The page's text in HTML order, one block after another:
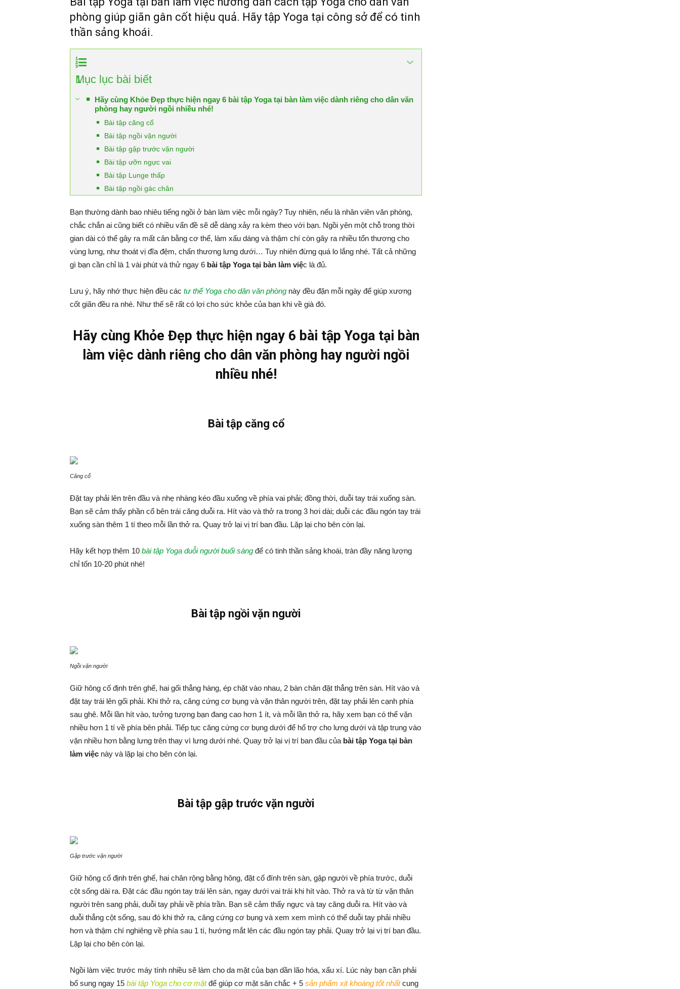
phòng giúp giãn gân cốt hiệu quả. Hãy tập Yoga tại công sở để có tinh
thần sảng khoái.
1
Mục lục bài biết
Hãy cùng Khỏe Đẹp thực hiện ngay 6 bài tập Yoga tại bàn làm việc dành riêng cho dân văn
phòng hay người ngồi nhiều nhé!
Bài tập căng cổ
Bài tập ngồi vặn người
Bài tập gập trước vặn người
Bài tập ưỡn ngực vai
Bài tập Lunge thấp
Bài tập ngồi gác chân
Bạn thường dành bao nhiêu tiếng ngồi ở bàn làm việc mỗi ngày? Tuy nhiên, nếu là nhân viên văn phòng,
chắc chắn ai cũng biết có nhiều vấn đề sẽ dễ dàng xảy ra kèm theo với bạn. Ngồi yên một chỗ trong thời
gian dài có thể gây ra mất cân bằng cơ thể, làm xấu dáng và thậm chí còn gây ra nhiều tổn thương cho
vùng lưng, như thoát vị đĩa đệm, chấn thương lưng dưới… Tuy nhiên đừng quá lo lắng nhé. Tất cả những
gì bạn cần chỉ là 1 vài phút và thử ngay 6 bài tập Yoga tại bàn làm việc là đủ.
Lưu ý, hãy nhớ thực hiện đều các tư thế Yoga cho dân văn phòng này đều đặn mỗi ngày để giúp xương
cốt giãn đều ra nhé. Như thế sẽ rất có lợi cho sức khỏe của bạn khi về già đó.
Hãy cùng Khỏe Đẹp thực hiện ngay 6 bài tập Yoga tại bàn
làm việc dành riêng cho dân văn phòng hay người ngồi
nhiều nhé!
Bài tập căng cổ
Căng cổ
Đặt tay phải lên trên đầu và nhẹ nhàng kéo đầu xuống về phía vai phải; đồng thời, duỗi tay trái xuống sàn.
Bạn sẽ cảm thấy phần cổ bên trái căng duỗi ra. Hít vào và thở ra trong 3 hơi dài; duỗi các đầu ngón tay trái
xuống sàn thêm 1 tí theo mỗi lần thở ra. Quay trở lại vị trí ban đầu. Lặp lại cho bên còn lại.
Hãy kết hợp thêm 10 bài tập Yoga duỗi người buổi sáng để có tinh thần sảng khoái, tràn đầy năng lượng
chỉ tốn 10-20 phút nhé!
Bài tập ngồi vặn người
Ngồi vặn người
Giữ hông cố định trên ghế, hai gối thẳng hàng, ép chặt vào nhau, 2 bàn chân đặt thẳng trên sàn. Hít vào và
đặt tay trái lên gối phải. Khi thở ra, căng cứng cơ bụng và vặn thân người trên, đặt tay phải lên cạnh phía
sau ghê. Mỗi lần hít vào, tưởng tượng bạn đang cao hơn 1 ít, và mỗi lần thở ra, hãy xem bạn có thể vặn
nhiều hơn 1 tí về phía bên phải. Tiếp tục căng cứng cơ bụng dưới để hổ trợ cho lưng dưới và tập trung vào
vặn nhiều hơn bằng lưng trên thay vì lưng dưới nhé. Quay trở lại vị trí ban đầu của bài tập Yoga tại bàn
làm việc này và lặp lại cho bên còn lại.
Bài tập gập trước vặn người
Gập trước vặn người
Giữ hông cố định trên ghế, hai chân rộng bằng hông, đặt cố đính trên sàn, gập người về phía trước, duỗi
cột sống dài ra. Đặt các đầu ngón tay trái lên sàn, ngay dưới vai trái khi hít vào. Thở ra và từ từ vặn thân
người trên sang phải, duỗi tay phải về phía trần. Bạn sẽ cảm thấy ngực và tay căng duỗi ra. Hít vào và
duỗi thẳng cột sống, sau đó khi thở ra, căng cứng cơ bụng và xem xem mình có thể duỗi tay phải nhiều
hơn và thậm chí nghiêng về phía sau 1 tí, hướng mắt lên các đầu ngón tay phải. Quay trở lại vị trí ban đầu.
Lặp lại cho bên còn lại.
Ngồi làm việc trước máy tính nhiều sẽ làm cho da mặt của bạn dần lão hóa, xấu xí. Lúc này bạn cần phải
bổ sung ngay 15 bài tập Yoga cho cơ mặtđể giúp cơ mặt săn chắc + 5 sản phẩm xịt khoáng tốt nhấtcung